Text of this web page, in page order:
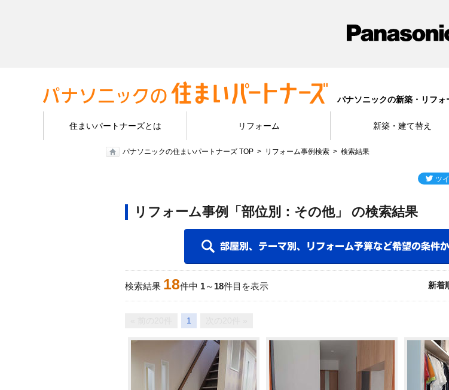
パナソニックの新築・リフォ
住まいパートナーズとは リフォーム 新築・建て替え
パナソニックの住まいパートナーズ TOP リフォーム事例検索 検索結果
リフォーム事例「部位別：その他」 の検索結果
検索結果 18件中 1～ 18件目を表示 新着
1